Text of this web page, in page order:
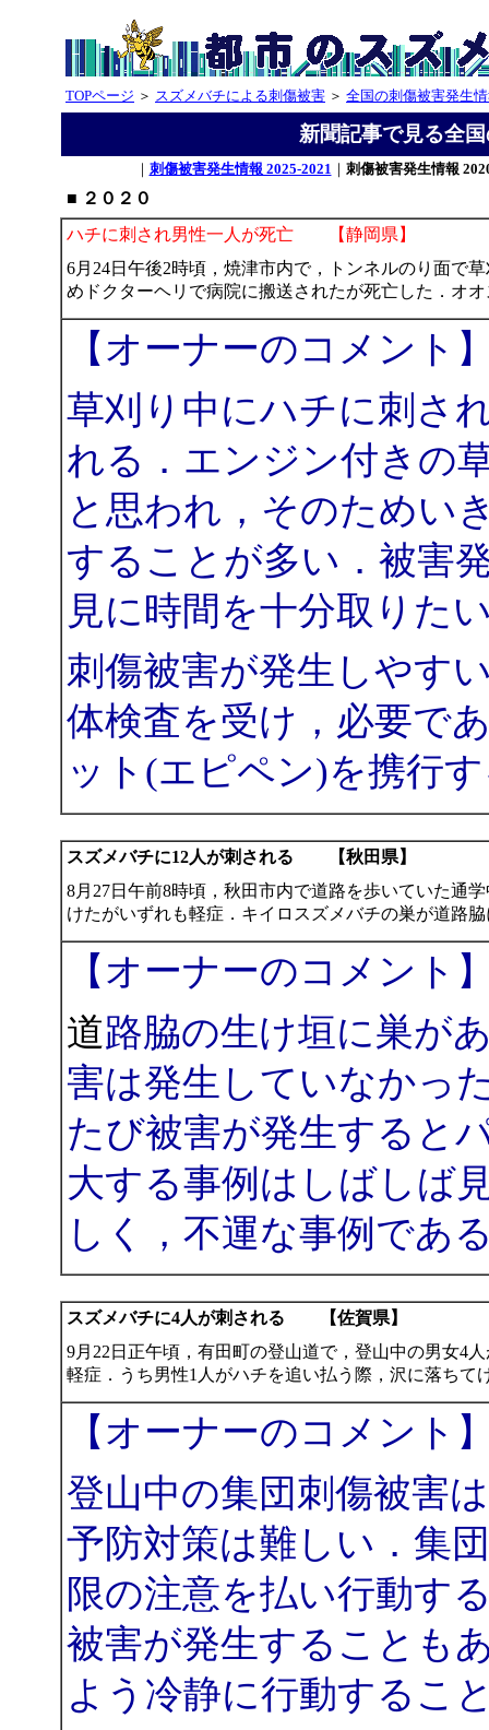
TOPページ ＞ スズメバチによる刺傷被害 ＞ 全国の刺傷被害発生
新聞記事で見る全
｜ 刺傷被害発生情報 2025-2021 ｜ 刺傷被害発生情報
■ ２０２０
ハチに刺され男性一人が死亡 【静岡県】
6月24日午後2時頃，焼津市内で，トンネルのり面で
めドクターヘリで病院に搬送されたが死亡した．オ
【オーナーのコメント
草刈り中にハチに刺さ
れる．エンジン付きの
と思われ，そのためい
することが多い．被害
見に時間を十分取りた
刺傷被害が発生しやす
体検査を受け，必要で
ット(エピペン)を携行
スズメバチに12人が刺される 【秋田県】
8月27日午前8時頃，秋田市内で道路を歩いていた通
けたがいずれも軽症．キイロスズメバチの巣が道路
【オーナーのコメント
道路脇の生け垣に巣が
害は発生していなかっ
たび被害が発生すると
大する事例はしばしば
しく，不運な事例であ
スズメバチに4人が刺される 【佐賀県】
9月22日正午頃，有田町の登山道で，登山中の男女4
軽症．うち男性1人がハチを追い払う際，沢に落ちて
【オーナーのコメント
登山中の集団刺傷被害
予防対策は難しい．集
限の注意を払い行動す
被害が発生することも
よう冷静に行動するこ